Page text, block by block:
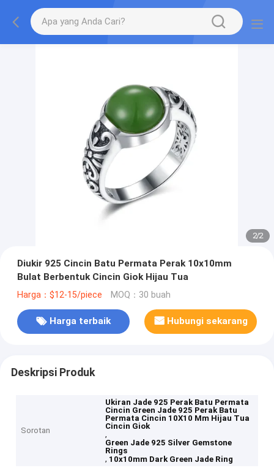
2/2
Diukir 925 Cincin Batu Permata Perak 10x10mm
Bulat Berbentuk Cincin Giok Hijau Tua
Harga：$12-15/piece MOQ：30 buah
Harga terbaik Hubungi sekarang
Deskripsi Produk
Sorotan
Ukiran Jade 925 Perak Batu Permata
Cincin Green Jade 925 Perak Batu
Permata Cincin 10X10 Mm Hijau Tua
Cincin Giok
,
Green Jade 925 Silver Gemstone
Rings
, 10x10mm Dark Green Jade Ring